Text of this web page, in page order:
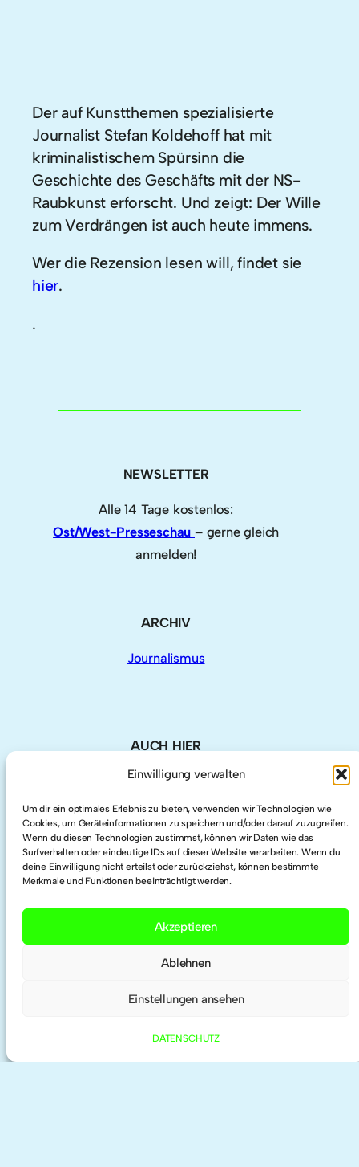
Einwilligung verwalten
Um dir ein optimales Erlebnis zu bieten, verwenden wir Technologien wie
Cookies, um Geräteinformationen zu speichern und/oder darauf zuzugreifen.
Wenn du diesen Technologien zustimmst, können wir Daten wie das
Surfverhalten oder eindeutige IDs auf dieser Website verarbeiten. Wenn du
deine Einwilligung nicht erteilst oder zurückziehst, können bestimmte
Merkmale und Funktionen beeinträchtigt werden.
Akzeptieren
Ablehnen
Einstellungen ansehen
DATENSCHUTZ
Der auf Kunstthemen spezialisierte
Journalist Stefan Koldehoff hat mit
kriminalistischem Spürsinn die
Geschichte des Geschäfts mit der NS-
Raubkunst erforscht. Und zeigt: Der Wille
zum Verdrängen ist auch heute immens.
Wer die Rezension lesen will, findet sie
hier.
.
NEWSLETTER
Alle 14 Tage kostenlos:
Ost/West-Presseschau – gerne gleich
anmelden!
ARCHIV
Journalismus
AUCH HIER
Twitter
Researchgate
ORCID
IMPRESSUM | KONTAKTDATENSCHUTZ